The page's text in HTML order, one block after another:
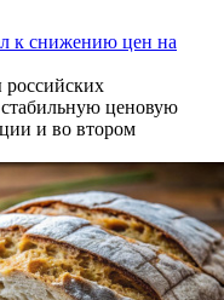
к снижению цен на
российских
стабильную ценовую
и во втором